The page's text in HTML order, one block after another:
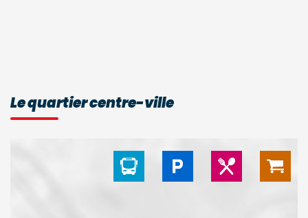
Le quartier centre-ville